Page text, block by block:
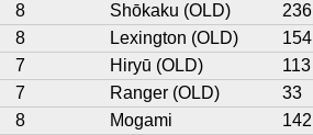
8 Shōkaku (OLD) 236
8 Lexington (OLD) 154
7 Hiryū (OLD) 113
7 Ranger (OLD) 33
8 Mogami 142